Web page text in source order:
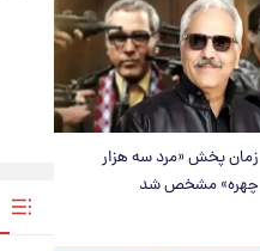
زمان پخش «مرد سه هزار
چهره» مشخص شد